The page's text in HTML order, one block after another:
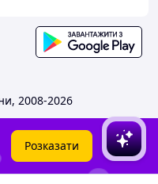
2008-2026
Розказати